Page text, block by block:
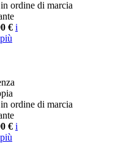
ordine di marcia
€ i
ordine di marcia
€ i